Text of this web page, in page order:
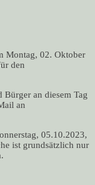
Montag, 02. Oktober
den
an diesem Tag
an
05.10.2023,
ist grundsätzlich nur